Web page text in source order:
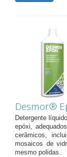
Desmor®
Detergente
epóxi,
cerâmicos,
mosaicos de
mesmo polidas.